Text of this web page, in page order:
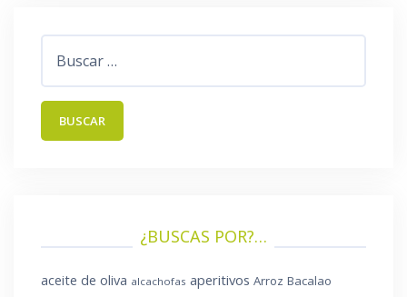
¿BUSCAS POR?…
aceite de oliva alcachofas aperitivos Arroz Bacalao